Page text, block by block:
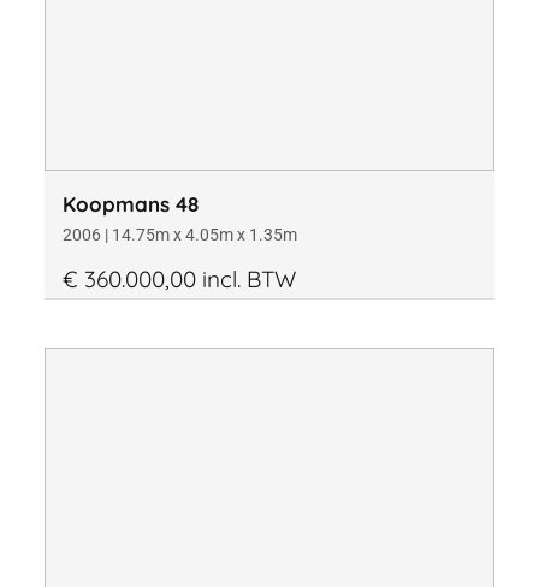
Koopmans 48
2006 | 14.75m x 4.05m x 1.35m
€ 360.000,00 incl. BTW